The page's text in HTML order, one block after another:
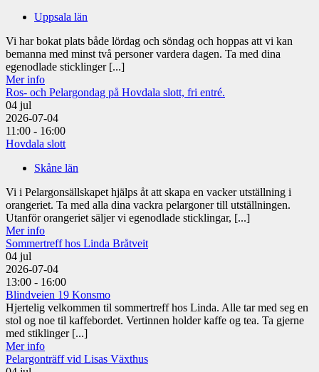
Uppsala län
Vi har bokat plats både lördag och söndag och hoppas att vi kan
bemanna med minst två personer vardera dagen. Ta med dina
egenodlade sticklinger [...]
Mer info
Ros- och Pelargondag på Hovdala slott, fri entré.
04 jul
2026-07-04
11:00 - 16:00
Hovdala slott
Skåne län
Vi i Pelargonsällskapet hjälps åt att skapa en vacker utställning i
orangeriet. Ta med alla dina vackra pelargoner till utställningen.
Utanför orangeriet säljer vi egenodlade sticklingar, [...]
Mer info
Sommertreff hos Linda Bråtveit
04 jul
2026-07-04
13:00 - 16:00
Blindveien 19 Konsmo
Hjertelig velkommen til sommertreff hos Linda. Alle tar med seg en
stol og noe til kaffebordet. Vertinnen holder kaffe og tea. Ta gjerne
med stiklinger [...]
Mer info
Pelargonträff vid Lisas Växthus